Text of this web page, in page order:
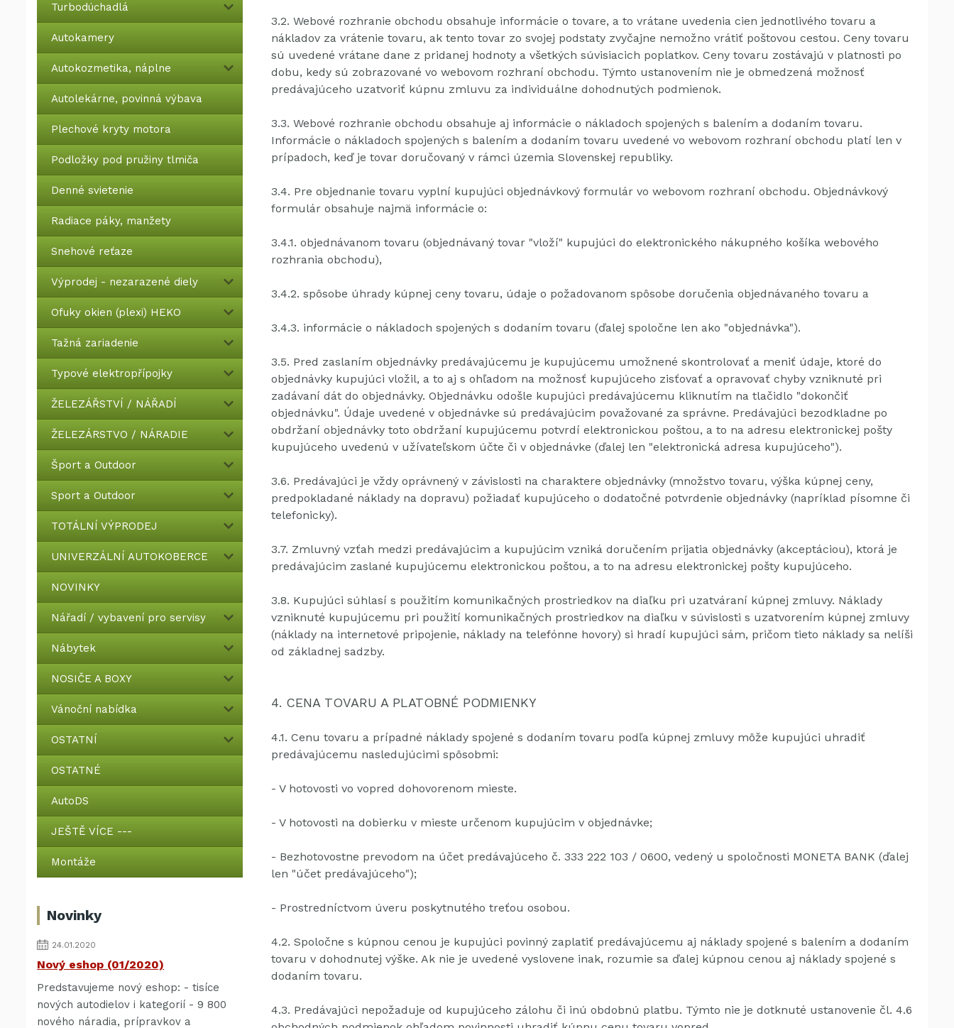
Turbodúchadlá
Autokamery
Autokozmetika, náplne
Autolekárne, povinná výbava
Plechové kryty motora
Podložky pod pružiny tlmiča
Denné svietenie
Radiace páky, manžety
Snehové reťaze
Výprodej - nezarazené diely
Ofuky okien (plexi) HEKO
Tažná zariadenie
Typové elektropřípojky
ŽELEZÁŘSTVÍ / NÁŘADÍ
ŽELEZÁRSTVO / NÁRADIE
Šport a Outdoor
Sport a Outdoor
TOTÁLNÍ VÝPRODEJ
UNIVERZÁLNÍ AUTOKOBERCE
NOVINKY
Nářadí / vybavení pro servisy
Nábytek
NOSIČE A BOXY
Vánoční nabídka
OSTATNÍ
OSTATNÉ
AutoDS
JEŠTĚ VÍCE ---
Montáže
Novinky
24.01.2020
Nový eshop (01/2020)
Predstavujeme nový eshop: - tisíce
nových autodielov i kategorií - 9 800
nového náradia, prípravkov a
3.2. Webové rozhranie obchodu obsahuje informácie o tovare, a to vrátane uvedenia cien jednotlivého tovaru a
nákladov za vrátenie tovaru, ak tento tovar zo svojej podstaty zvyčajne nemožno vrátiť poštovou cestou. Ceny tovaru
sú uvedené vrátane dane z pridanej hodnoty a všetkých súvisiacich poplatkov. Ceny tovaru zostávajú v platnosti po
dobu, kedy sú zobrazované vo webovom rozhraní obchodu. Týmto ustanovením nie je obmedzená možnosť
predávajúceho uzatvoriť kúpnu zmluvu za individuálne dohodnutých podmienok.
3.3. Webové rozhranie obchodu obsahuje aj informácie o nákladoch spojených s balením a dodaním tovaru.
Informácie o nákladoch spojených s balením a dodaním tovaru uvedené vo webovom rozhraní obchodu platí len v
prípadoch, keď je tovar doručovaný v rámci územia Slovenskej republiky.
3.4. Pre objednanie tovaru vyplní kupujúci objednávkový formulár vo webovom rozhraní obchodu. Objednávkový
formulár obsahuje najmä informácie o:
3.4.1. objednávanom tovaru (objednávaný tovar "vloží" kupujúci do elektronického nákupného košíka webového
rozhrania obchodu),
3.4.2. spôsobe úhrady kúpnej ceny tovaru, údaje o požadovanom spôsobe doručenia objednávaného tovaru a
3.4.3. informácie o nákladoch spojených s dodaním tovaru (ďalej spoločne len ako "objednávka").
3.5. Pred zaslaním objednávky predávajúcemu je kupujúcemu umožnené skontrolovať a meniť údaje, ktoré do
objednávky kupujúci vložil, a to aj s ohľadom na možnosť kupujúceho zisťovať a opravovať chyby vzniknuté pri
zadávaní dát do objednávky. Objednávku odošle kupujúci predávajúcemu kliknutím na tlačidlo "dokončiť
objednávku". Údaje uvedené v objednávke sú predávajúcim považované za správne. Predávajúci bezodkladne po
obdržaní objednávky toto obdržaní kupujúcemu potvrdí elektronickou poštou, a to na adresu elektronickej pošty
kupujúceho uvedenú v užívateľskom účte či v objednávke (ďalej len "elektronická adresa kupujúceho").
3.6. Predávajúci je vždy oprávnený v závislosti na charaktere objednávky (množstvo tovaru, výška kúpnej ceny,
predpokladané náklady na dopravu) požiadať kupujúceho o dodatočné potvrdenie objednávky (napríklad písomne ​​či
telefonicky).
3.7. Zmluvný vzťah medzi predávajúcim a kupujúcim vzniká doručením prijatia objednávky (akceptáciou), ktorá je
predávajúcim zaslané kupujúcemu elektronickou poštou, a to na adresu elektronickej pošty kupujúceho.
3.8. Kupujúci súhlasí s použitím komunikačných prostriedkov na diaľku pri uzatváraní kúpnej zmluvy. Náklady
vzniknuté kupujúcemu pri použití komunikačných prostriedkov na diaľku v súvislosti s uzatvorením kúpnej zmluvy
(náklady na internetové pripojenie, náklady na telefónne hovory) si hradí kupujúci sám, pričom tieto náklady sa nelíši
od základnej sadzby.
4. CENA TOVARU A PLATOBNÉ PODMIENKY
4.1. Cenu tovaru a prípadné náklady spojené s dodaním tovaru podľa kúpnej zmluvy môže kupujúci uhradiť
predávajúcemu nasledujúcimi spôsobmi:
- V hotovosti vo vopred dohovorenom mieste.
- V hotovosti na dobierku v mieste určenom kupujúcim v objednávke;
- Bezhotovostne prevodom na účet predávajúceho č. 333 222 103 / 0600, vedený u spoločnosti MONETA BANK (ďalej
len "účet predávajúceho");
- Prostredníctvom úveru poskytnutého treťou osobou.
4.2. Spoločne s kúpnou cenou je kupujúci povinný zaplatiť predávajúcemu aj náklady spojené s balením a dodaním
tovaru v dohodnutej výške. Ak nie je uvedené vyslovene inak, rozumie sa ďalej kúpnou cenou aj náklady spojené s
dodaním tovaru.
4.3. Predávajúci nepožaduje od kupujúceho zálohu či inú obdobnú platbu. Týmto nie je dotknuté ustanovenie čl. 4.6